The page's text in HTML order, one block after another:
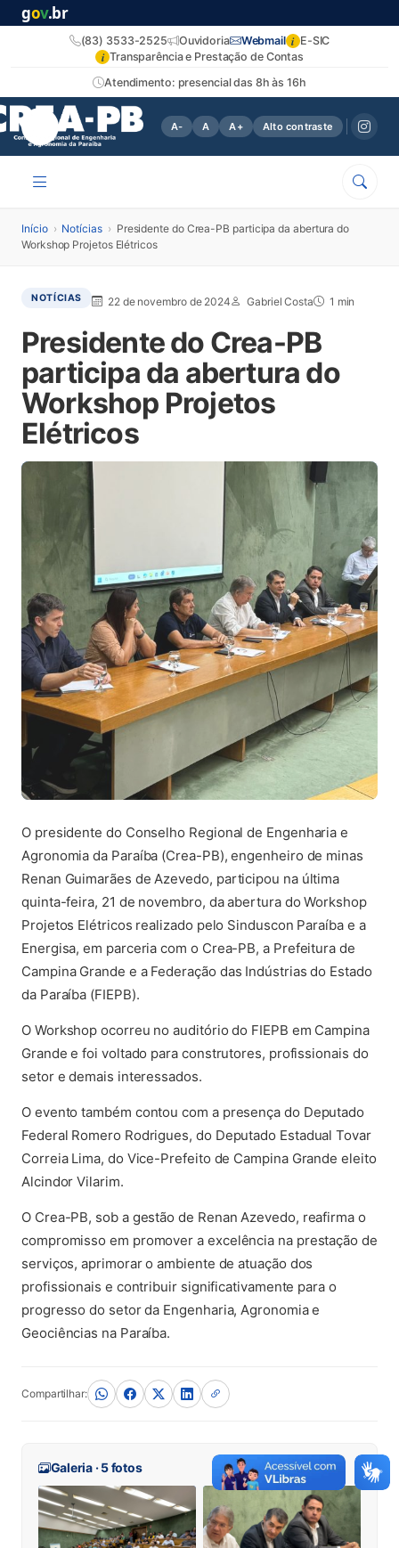
gov.br
Atendimento: presencial das 8h às 16h
(83) 3533-2525 Ouvidoria Webmail i E-SIC
i Transparência e Prestação de Contas
A- A A+ Alto contraste
Início › Notícias › Presidente do Crea-PB participa da abertura do
Workshop Projetos Elétricos
NOTÍCIAS 22 de novembro de 2024 Gabriel Costa 1 min
Presidente do Crea-PB
participa da abertura do
Workshop Projetos
Elétricos
O presidente do Conselho Regional de Engenharia e
Agronomia da Paraíba (Crea-PB), engenheiro de minas
Renan Guimarães de Azevedo, participou na última
quinta-feira, 21 de novembro, da abertura do Workshop
Projetos Elétricos realizado pelo Sinduscon Paraíba e a
Energisa, em parceria com o Crea-PB, a Prefeitura de
Campina Grande e a Federação das Indústrias do Estado
da Paraíba (FIEPB).
O Workshop ocorreu no auditório do FIEPB em Campina
Grande e foi voltado para construtores, profissionais do
setor e demais interessados.
O evento também contou com a presença do Deputado
Federal Romero Rodrigues, do Deputado Estadual Tovar
Correia Lima, do Vice-Prefeito de Campina Grande eleito
Alcindor Vilarim.
O Crea-PB, sob a gestão de Renan Azevedo, reafirma o
compromisso em promover a excelência na prestação de
serviços, aprimorar o ambiente de atuação dos
profissionais e contribuir significativamente para o
progresso do setor da Engenharia, Agronomia e
Geociências na Paraíba.
Compartilhar:
Galeria · 5 fotos